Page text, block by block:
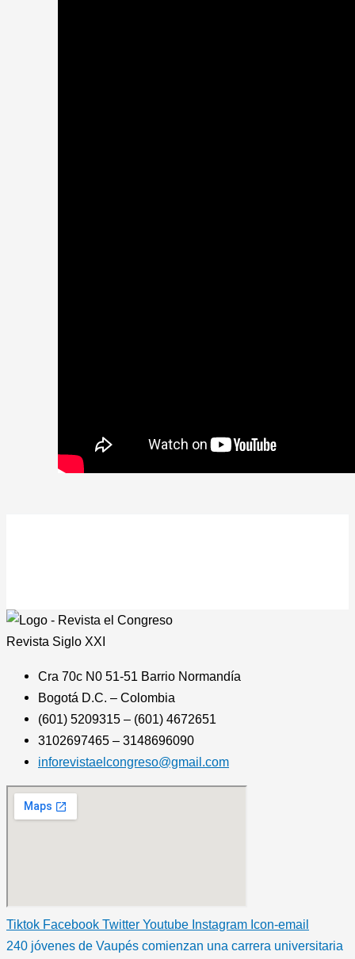
Revista Siglo XXI
Cra 70c N0 51-51 Barrio Normandía
Bogotá D.C. – Colombia
(601) 5209315 – (601) 4672651
3102697465 – 3148696090
inforevistaelcongreso@gmail.com
Tiktok Facebook Twitter Youtube Instagram Icon-email
240 jóvenes de Vaupés comienzan una carrera universitaria